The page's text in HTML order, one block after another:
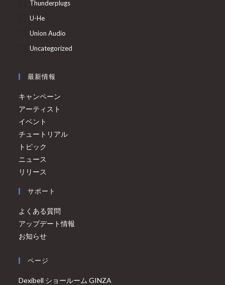
Thunderplugs
U-He
Union Audio
Uncategorized
最新情報
キャンペーン
アーティスト
イベント
チュートリアル
トピック
ニュース
リリース
サポート
よくある質問
アップデート情報
お知らせ
ページ
Dexibell ショールーム GINZA